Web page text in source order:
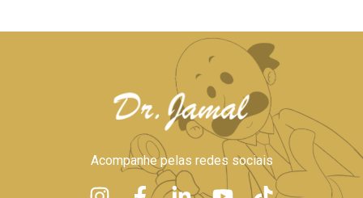
Acompanhe pelas redes sociais